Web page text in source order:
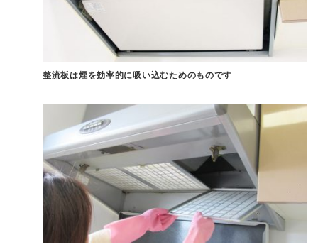
整流板は煙を効率的に吸い込むためのものです